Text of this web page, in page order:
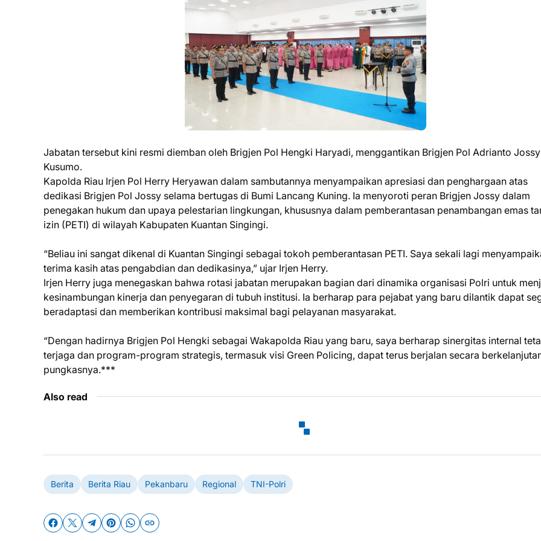
Jabatan tersebut kini resmi diemban oleh Brigjen Pol Hengki Haryadi, menggantikan Brigjen Pol Adrianto Jossy
Kusumo.
Kapolda Riau Irjen Pol Herry Heryawan dalam sambutannya menyampaikan apresiasi dan penghargaan atas
dedikasi Brigjen Pol Jossy selama bertugas di Bumi Lancang Kuning. Ia menyoroti peran Brigjen Jossy dalam
penegakan hukum dan upaya pelestarian lingkungan, khususnya dalam pemberantasan penambangan emas
izin (PETI) di wilayah Kabupaten Kuantan Singingi.
“Beliau ini sangat dikenal di Kuantan Singingi sebagai tokoh pemberantasan PETI. Saya sekali lagi
terima kasih atas pengabdian dan dedikasinya,” ujar Irjen Herry.
Irjen Herry juga menegaskan bahwa rotasi jabatan merupakan bagian dari dinamika organisasi Polri untuk
kesinambungan kinerja dan penyegaran di tubuh institusi. Ia berharap para pejabat yang baru dilantik dapat
beradaptasi dan memberikan kontribusi maksimal bagi pelayanan masyarakat.
“Dengan hadirnya Brigjen Pol Hengki sebagai Wakapolda Riau yang baru, saya berharap sinergitas internal
terjaga dan program-program strategis, termasuk visi Green Policing, dapat terus berjalan secara
pungkasnya.***
Also read
Berita Berita Riau Pekanbaru Regional TNI-Polri